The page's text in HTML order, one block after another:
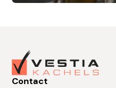
Contact